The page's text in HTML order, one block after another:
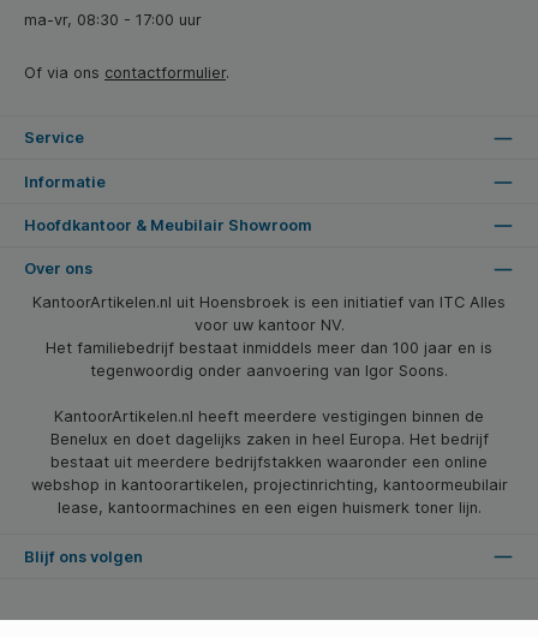
ma-vr, 08:30 - 17:00 uur
Of via ons contactformulier.
Service
Informatie
Hoofdkantoor & Meubilair Showroom
Over ons
KantoorArtikelen.nl uit Hoensbroek is een initiatief van ITC Alles
voor uw kantoor NV.
Het familiebedrijf bestaat inmiddels meer dan 100 jaar en is
tegenwoordig onder aanvoering van Igor Soons.
KantoorArtikelen.nl heeft meerdere vestigingen binnen de
Benelux en doet dagelijks zaken in heel Europa. Het bedrijf
bestaat uit meerdere bedrijfstakken waaronder een online
webshop in kantoorartikelen, projectinrichting, kantoormeubilair
lease, kantoormachines en een eigen huismerk toner lijn.
Blijf ons volgen